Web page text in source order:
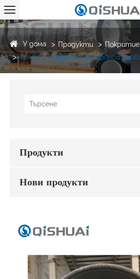
У дома Продукти
Тръба с покритие от хромов
Продукти
Нови продукти